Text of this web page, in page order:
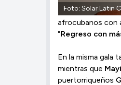
Foto: Solar Latin
afrocubanos con
"Regreso con
En la misma gala
mientras que
puertorriqueños